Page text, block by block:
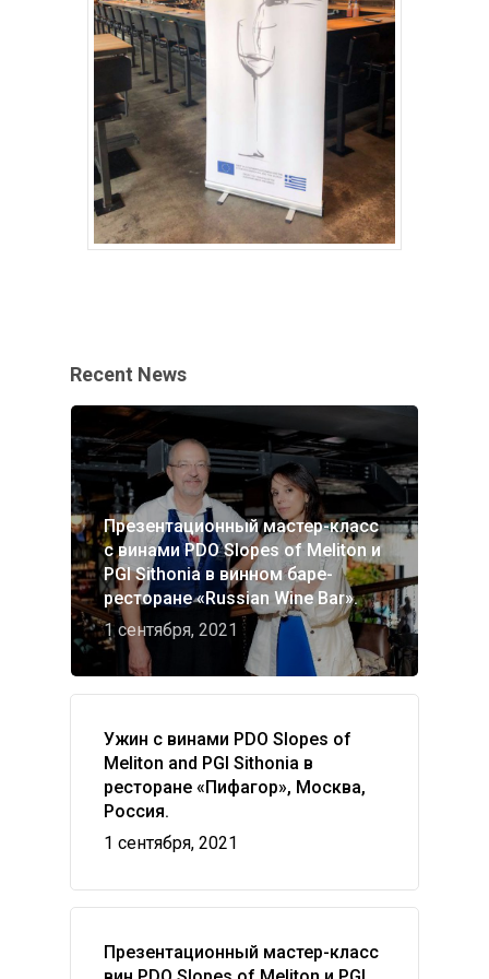
Recent News
Презентационный мастер-класс
с винами PDO Slopes of Meliton и
PGI Sithonia в винном баре-
ресторане «Russian Wine Bar».
1 сентября, 2021
Ужин с винами PDO Slopes of
Meliton and PGI Sithonia в
ресторане «Пифагор», Москва,
Россия.
1 сентября, 2021
Презентационный мастер-класс